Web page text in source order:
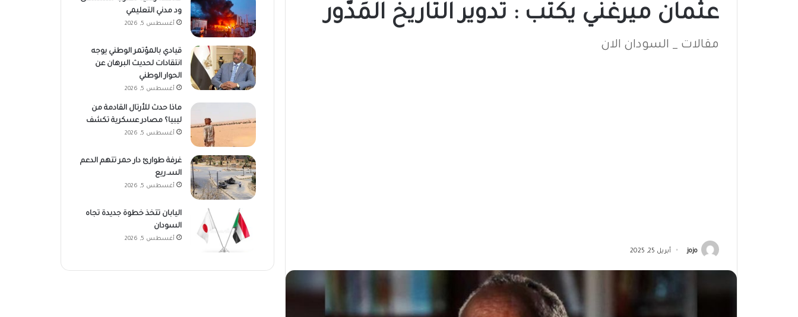
عثمان ميرغني يكتب : تدوير التاريخ المَدّور
مقالات _ السودان الان
jojo أبريل 25, 2025
ود مدني التعليمي
أغسطس 5, 2026
قيادي بالمؤتمر الوطني يوجه
انتقادات لحديث البرهان عن
الحوار الوطني
أغسطس 5, 2026
ماذا حدث للأرتال القادمة من
ليبيا؟ مصادر عسكرية تكشف
أغسطس 5, 2026
غرفة طوارئ دار حمر تتهم الدعم
السـ.ريع
أغسطس 5, 2026
اليابان تتخذ خطوة جديدة تجاه
السودان
أغسطس 5, 2026